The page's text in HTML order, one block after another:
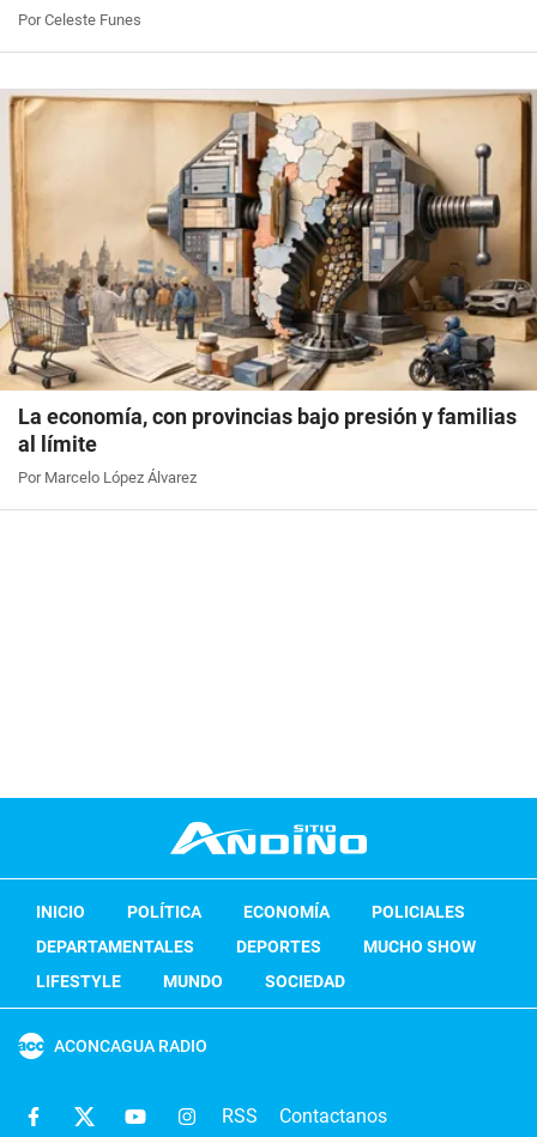
Por Celeste Funes
La economía, con provincias bajo presión y familias
al límite
Por Marcelo López Álvarez
INICIO POLÍTICA ECONOMÍA
POLICIALES
DEPARTAMENTALES
DEPORTES
MUCHO SHOW
LIFESTYLE
MUNDO SOCIEDAD
ACONCAGUA RADIO
RSS Contactanos